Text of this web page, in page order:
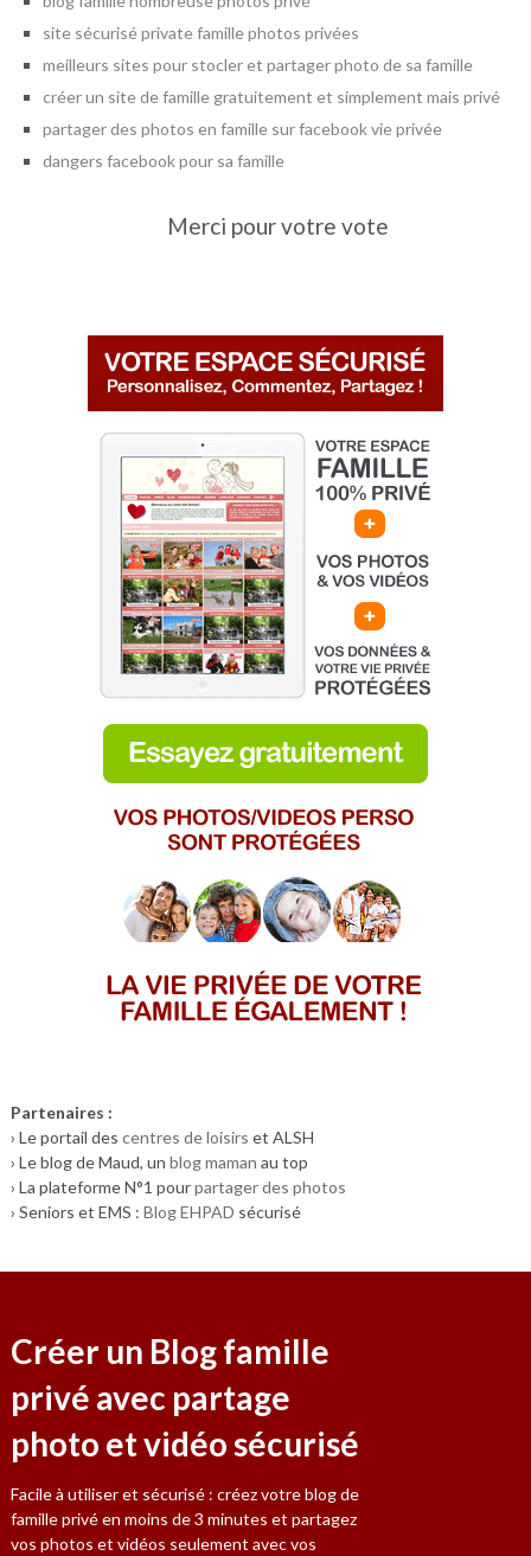
site sécurisé private famille photos privées
meilleurs sites pour stocler et partager photo de sa famille
créer un site de famille gratuitement et simplement mais privé
partager des photos en famille sur facebook vie privée
dangers facebook pour sa famille
Merci pour votre vote
Partenaires :
› Le portail des centres de loisirs et ALSH
› Le blog de Maud, un blog maman au top
› La plateforme N°1 pourpartager des photos
› Seniors et EMS : Blog EHPAD sécurisé
Créer un Blog famille
privé avec partage
photo et vidéo sécurisé
Facile à utiliser et sécurisé : créez votre blog de
famille privé en moins de 3 minutes et partagez
vos photos et vidéos seulement avec vos